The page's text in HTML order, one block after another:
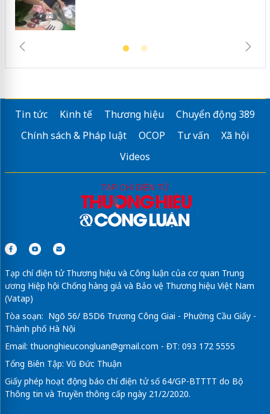
Tin tức Kinh tế Thương hiệu
Chuyển động 389
Chính sách & Pháp luật
OCOP Tư vấn
Xã hội
Videos
Tạp chí điện tử Thương hiệu và Công luận của cơ quan Trung
ương Hiệp hội Chống hàng giả và Bảo vệ Thương hiệu Việt Nam
(Vatap)
Tòa soạn: Ngõ 56/ B5D6 Trương Công Giai - Phường Cầu Giấy -
Thành phố Hà Nội
Email: thuonghieucongluan@gmail.com - ĐT: 093 172 5555
Tổng Biên Tập: Vũ Đức Thuận
Giấy phép hoạt động báo chí điện tử số 64/GP-BTTTT do Bộ
Thông tin và Truyền thông cấp ngày 21/2/2020.